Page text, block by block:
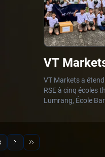
VT
football
VT Markets a
RSE à cinq écoles
Lumrang, École